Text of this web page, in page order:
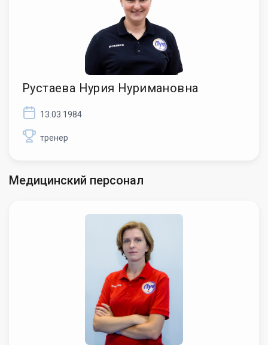
Рустаева Нурия Нуримановна
13.03.1984
тренер
Медицинский персонал